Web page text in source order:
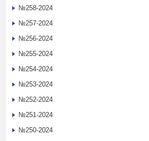
№258-2024
№257-2024
№256-2024
№255-2024
№254-2024
№253-2024
№252-2024
№251-2024
№250-2024